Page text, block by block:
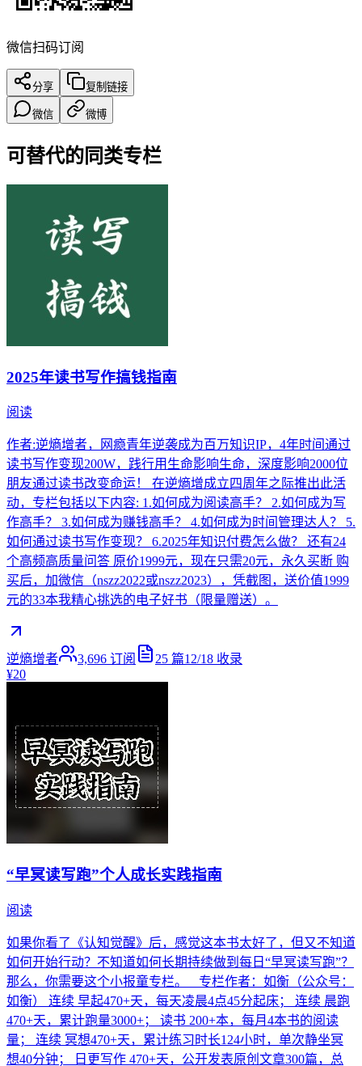
微信扫码订阅
分享 复制链接
微信 微博
可替代的同类专栏
2025年读书写作搞钱指南
阅读
作者:逆熵增者，网瘾青年逆袭成为百万知识IP，4年时间通过
读书写作变现200W，践行用生命影响生命，深度影响2000位
朋友通过读书改变命运！ 在逆熵增成立四周年之际推出此活
动，专栏包括以下内容: 1.如何成为阅读高手？ 2.如何成为写
作高手？ 3.如何成为赚钱高手？ 4.如何成为时间管理达人？ 5.
如何通过读书写作变现？ 6.2025年知识付费怎么做？ 还有24
个高频高质量问答 原价1999元，现在只需20元，永久买断 购
买后，加微信（nszz2022或nszz2023），凭截图，送价值1999
元的33本我精心挑选的电子好书（限量赠送）。
逆熵增者 3,696 订阅 25 篇12/18 收录
¥20
“早冥读写跑”个人成长实践指南
阅读
如果你看了《认知觉醒》后，感觉这本书太好了，但又不知道
如何开始行动？不知道如何长期持续做到每日“早冥读写跑”？
那么，你需要这个小报童专栏。 专栏作者：如衡（公众号：
如衡） 连续 早起470+天，每天凌晨4点45分起床； 连续 晨跑
470+天，累计跑量3000+； 读书 200+本，每月4本书的阅读
量； 连续 冥想470+天，累计练习时长124小时，单次静坐冥
想40分钟； 日更写作 470+天，公开发表原创文章300篇，总